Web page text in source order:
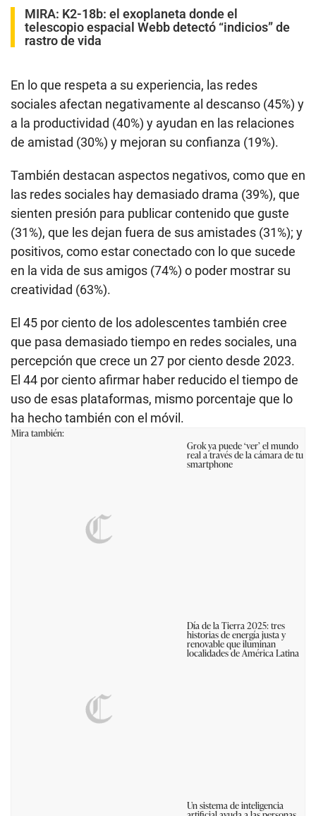
MIRA: K2-18b: el exoplaneta donde el
telescopio espacial Webb detectó “indicios” de
rastro de vida
En lo que respeta a su experiencia, las redes
sociales afectan negativamente al descanso (45%) y
a la productividad (40%) y ayudan en las relaciones
de amistad (30%) y mejoran su confianza (19%).
También destacan aspectos negativos, como que en
las redes sociales hay demasiado drama (39%), que
sienten presión para publicar contenido que guste
(31%), que les dejan fuera de sus amistades (31%); y
positivos, como estar conectado con lo que sucede
en la vida de sus amigos (74%) o poder mostrar su
creatividad (63%).
El 45 por ciento de los adolescentes también cree
que pasa demasiado tiempo en redes sociales, una
percepción que crece un 27 por ciento desde 2023.
El 44 por ciento afirmar haber reducido el tiempo de
uso de esas plataformas, mismo porcentaje que lo
ha hecho también con el móvil.
Mira también:
Grok ya puede ‘ver’ el mundo
real a través de la cámara de tu
smartphone
Día de la Tierra 2025: tres
historias de energía justa y
renovable que iluminan
localidades de América Latina
Un sistema de inteligencia